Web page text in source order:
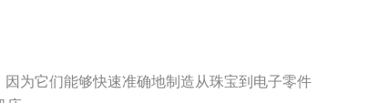
为它们能够快速准确地制造从珠宝到电子零件